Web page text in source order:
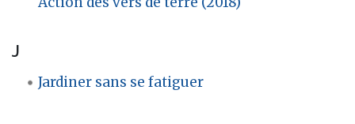
J
Jardiner sans se fatiguer